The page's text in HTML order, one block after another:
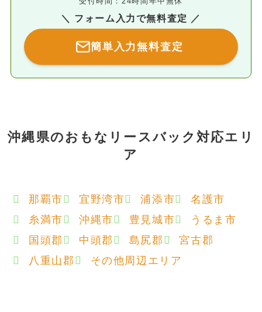
＼ フォーム入力で無料査定 ／
簡単入力無料査定
沖縄県のおもなリースバック対応エリ
ア
那覇市 宜野湾市 浦添市
名護市
糸満市
沖縄市 豊見城市
うるま市
国頭郡
中頭郡 島尻郡
宮古郡
八重山郡
その他周辺エリア